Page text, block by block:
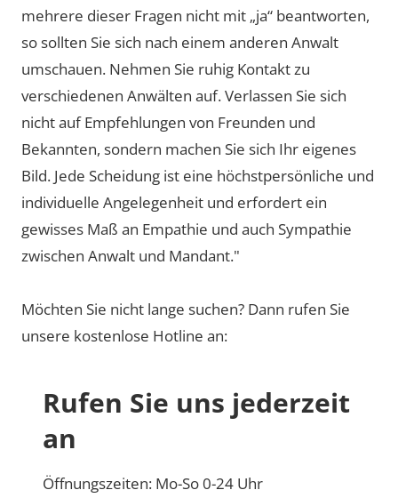
mehrere dieser Fragen nicht mit „ja“ beantworten,
so sollten Sie sich nach einem anderen Anwalt
umschauen. Nehmen Sie ruhig Kontakt zu
verschiedenen Anwälten auf. Verlassen Sie sich
nicht auf Empfehlungen von Freunden und
Bekannten, sondern machen Sie sich Ihr eigenes
Bild. Jede Scheidung ist eine höchstpersönliche und
individuelle Angelegenheit und erfordert ein
gewisses Maß an Empathie und auch Sympathie
zwischen Anwalt und Mandant."
Möchten Sie nicht lange suchen? Dann rufen Sie
unsere kostenlose Hotline an:
Rufen Sie uns jederzeit
an
Öffnungszeiten: Mo-So 0-24 Uhr